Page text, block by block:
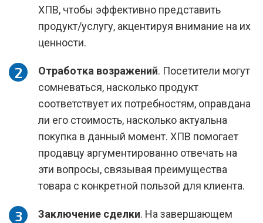
ХПВ, чтобы эффективно представить
продукт/услугу, акцентируя внимание на их
ценности.
Отработка возражений. Посетители могут
сомневаться, насколько продукт
соответствует их потребностям, оправдана
ли его стоимость, насколько актуальна
покупка в данный момент. ХПВ помогает
продавцу аргументированно отвечать на
эти вопросы, связывая преимущества
товара с конкретной пользой для клиента.
Заключение сделки. На завершающем